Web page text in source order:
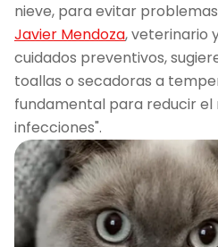
nieve, para evitar
Javier Mendoza, veterinario
cuidados preventivos,
toallas o secadoras a
fundamental para reducir el
infecciones".